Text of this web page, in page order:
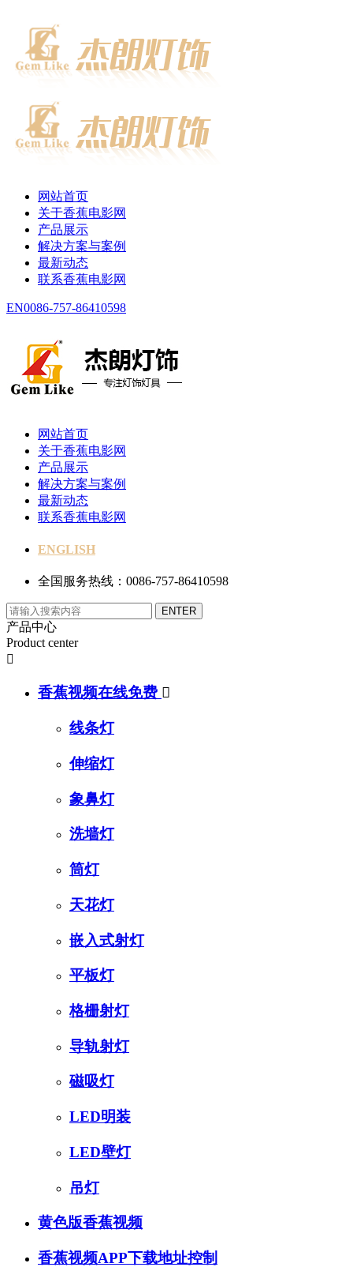
网站首页
关于香蕉电影网
产品展示
解决方案与案例
最新动态
联系香蕉电影网
EN0086-757-86410598
网站首页
关于香蕉电影网
产品展示
解决方案与案例
最新动态
联系香蕉电影网
ENGLISH
全国服务热线：0086-757-86410598
产品中心
Product center

香蕉视频在线免费 
线条灯
伸缩灯
象鼻灯
洗墙灯
筒灯
天花灯
嵌入式射灯
平板灯
格栅射灯
导轨射灯
磁吸灯
LED明装
LED壁灯
吊灯
黄色版香蕉视频
香蕉视频APP下载地址控制